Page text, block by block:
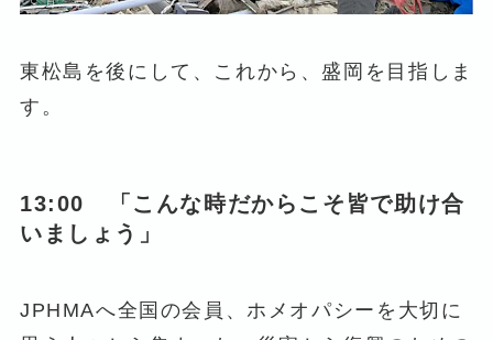
東松島を後にして、これから、盛岡を目指しま
す。
13:00 「こんな時だからこそ皆で助け合
いましょう」
JPHMAへ全国の会員、ホメオパシーを大切に